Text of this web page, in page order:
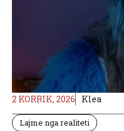
2 KORRIK, 2026 Klea
Lajme nga realiteti